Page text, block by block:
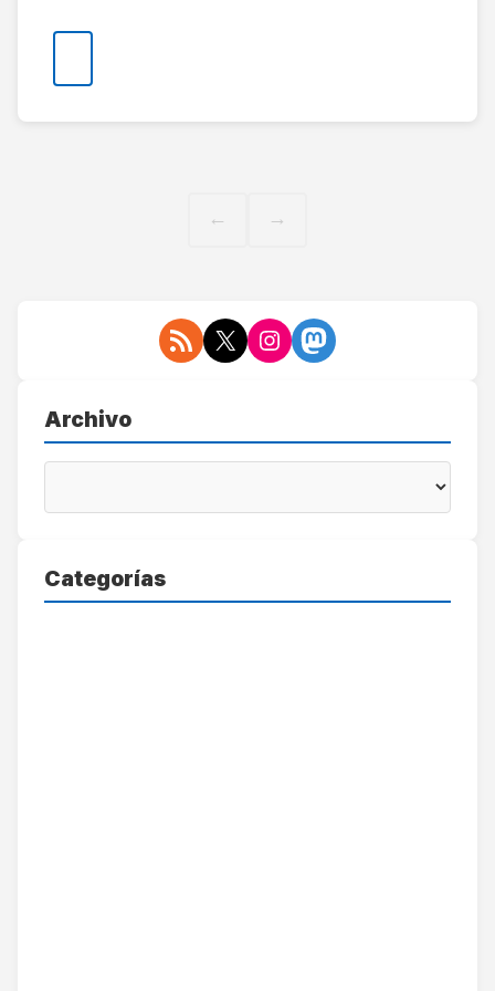
← Anterior Siguiente →
Archivo
Categorías